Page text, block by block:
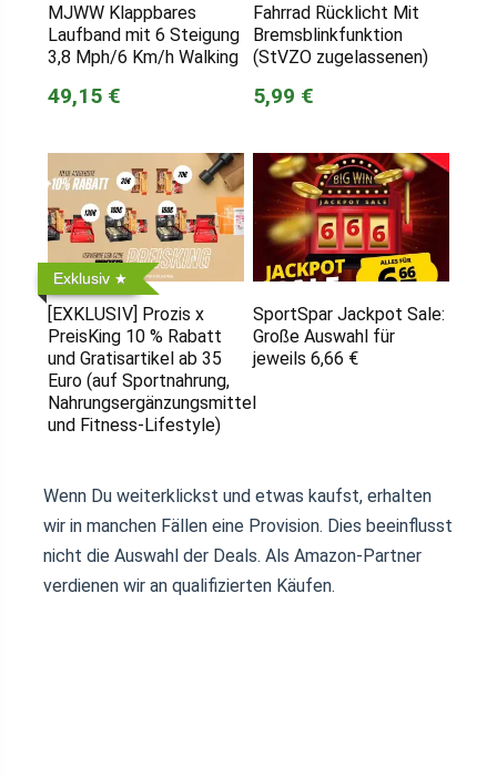
MJWW Klappbares
Laufband mit 6 Steigung
3,8 Mph/6 Km/h Walking
49,15 €
Fahrrad Rücklicht Mit
Bremsblinkfunktion
(StVZO zugelassenen)
5,99 €
Exklusiv
[EXKLUSIV] Prozis x
PreisKing 10 % Rabatt
und Gratisartikel ab 35
Euro (auf Sportnahrung,
Nahrungsergänzungsmittel
und Fitness-Lifestyle)
SportSpar Jackpot Sale:
Große Auswahl für
jeweils 6,66 €
Wenn Du weiterklickst und etwas kaufst, erhalten
wir in manchen Fällen eine Provision. Dies beeinflusst
nicht die Auswahl der Deals. Als Amazon-Partner
verdienen wir an qualifizierten Käufen.